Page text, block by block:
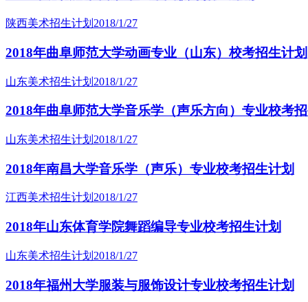
陕西美术招生计划 2018/1/27
2018年曲阜师范大学动画专业（山东）校考招生计划
山东美术招生计划 2018/1/27
2018年曲阜师范大学音乐学（声乐方向）专业校考
山东美术招生计划 2018/1/27
2018年南昌大学音乐学（声乐）专业校考招生计划
江西美术招生计划 2018/1/27
2018年山东体育学院舞蹈编导专业校考招生计划
山东美术招生计划 2018/1/27
2018年福州大学服装与服饰设计专业校考招生计划